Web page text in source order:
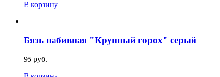
В корзину
Бязь набивная "Крупный горох" серый
95 руб.